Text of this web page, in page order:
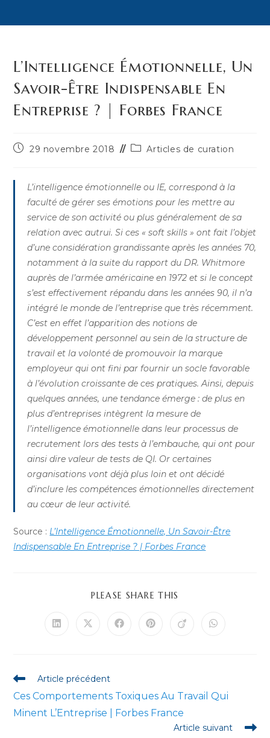
L’Intelligence Émotionnelle, Un
Savoir-Être Indispensable En
Entreprise ? | Forbes France
Publication
29 novembre 2018
PostArticles de curation
L’intelligence émotionnelle ou IE, correspond à la
faculté de gérer ses émotions pour les mettre au
service de son activité ou plus généralement de sa
relation avec autrui. Si ces « soft skills » ont fait l’objet
d’une considération grandissante après les années 70,
notamment à la suite du rapport du DR. Whitmore
auprès de l’armée américaine en 1972 et si le concept
s’est effectivement répandu dans les années 90, il n’a
intégré le monde de l’entreprise que très récemment.
C’est en effet l’apparition des notions de
développement personnel au sein de la structure de
travail et la volonté de promouvoir la marque
employeur qui ont fini par fournir un socle favorable
à l’évolution croissante de ces pratiques. Ainsi, depuis
quelques années, une tendance émerge : de plus en
plus d’entreprises intègrent la mesure de
l’intelligence émotionnelle dans leur processus de
recrutement lors des tests à l’embauche, qui ont pour
ainsi dire valeur de tests de QI. Or certaines
organisations vont déjà plus loin et ont décidé
d’inclure les compétences émotionnelles directement
au cœur de leur activité.
Source : L’Intelligence Émotionnelle, Un Savoir-Être
Indispensable En Entreprise ? | Forbes France
PLEASE SHARE THIS
Ouvrir
Ouvrir Ouvrir Ouvrir Ouvrir Ouvrir
Read
articles
Article précédent
Ces Comportements Toxiques Au Travail Qui
Minent L’Entreprise | Forbes France
Article suivant